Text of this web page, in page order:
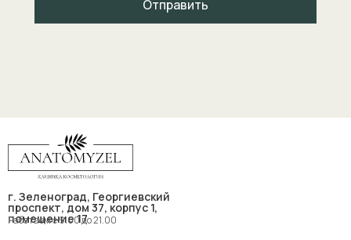
Отправить
г. Зеленоград, Георгиевский
проспект, дом 37, корпус 1,
помещение 17
Работаем с 9.00 до 21.00